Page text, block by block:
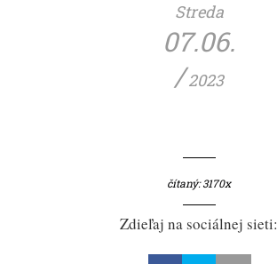
Streda
07.06.
/2023
čítaný: 3170x
Zdieľaj na sociálnej sieti: